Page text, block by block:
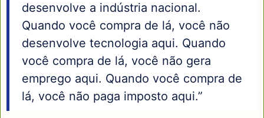
desenvolve a indústria nacional.
Quando você compra de lá, você não
desenvolve tecnologia aqui. Quando
você compra de lá, você não gera
emprego aqui. Quando você compra de
lá, você não paga imposto aqui.”